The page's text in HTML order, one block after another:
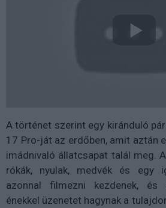
A történet szerint egy kiránduló
17 Pro-ját az erdőben, amit aztán
imádnivaló állatcsapat talál meg.
rókák, nyulak, medvék és egy
azonnal filmezni kezdenek,
énekkel üzenetet hagynak a